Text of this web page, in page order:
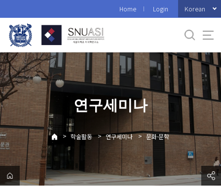
로
메
뉴
Home Login Korean
연구세미나
> 학술활동 > 연구세미나 > 문화·문학